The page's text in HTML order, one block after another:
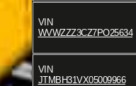
VIN
WVWZZZ3CZ7PO25634
VIN
JTMBH31VX05009966